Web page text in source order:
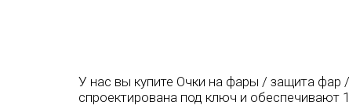
У нас вы купите Очки на фары / защита фар
спроектирована под ключ и обеспечивают